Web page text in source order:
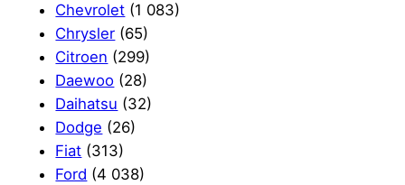
Chevrolet (1 083)
Chrysler (65)
Citroen (299)
Daewoo (28)
Daihatsu (32)
Dodge (26)
Fiat (313)
Ford (4 038)